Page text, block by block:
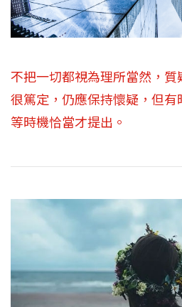
不把一切都視為理所當然，
很篤定，仍應保持懷疑，但有
等時機恰當才提出。